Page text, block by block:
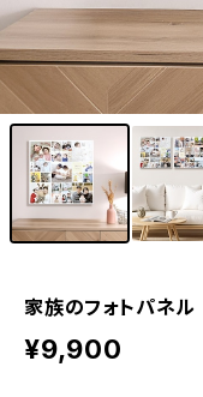
家族のフォトパネル
¥9,900